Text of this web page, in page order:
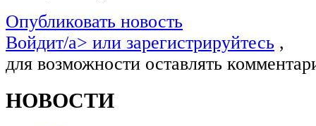
Опубликовать новость
Войдит/a> или зарегистрируйтесь ,
для возможности оставлять
НОВОСТИ